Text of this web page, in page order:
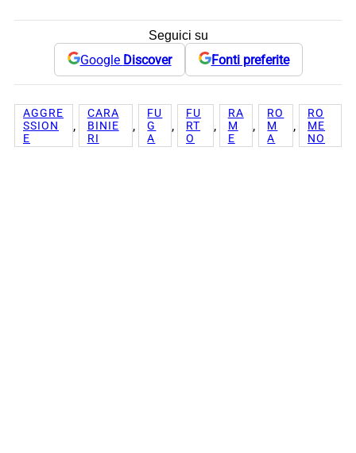
Seguici su
Google Discover Fonti preferite
AGGRE
SSION
E
,
CARA
BINIE
RI
,
FU
G
A
,
FU
RT
O
,
RA
M
E
,
RO
M
A
,
RO
ME
NO